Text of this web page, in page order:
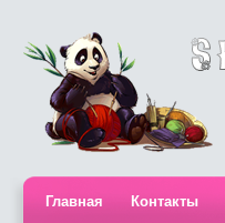
Главная Контакты